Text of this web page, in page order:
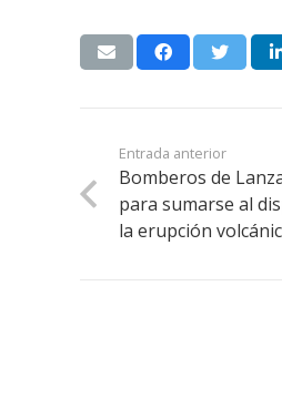
Entrada anterior
Bomberos de
para sumarse al
la erupción